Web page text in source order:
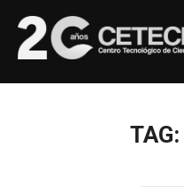
TAG: